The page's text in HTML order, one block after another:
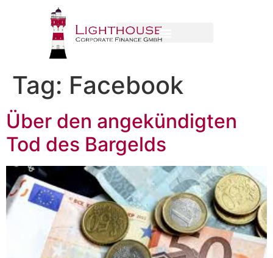
Tag: Facebook
Über den angekündigten
Tod des Bargelds